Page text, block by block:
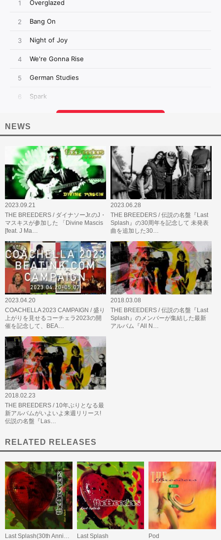
NEWS
2023.09.21
THE BREEDERS / ダイナソーJr.のJ・
マスキスが参加した 「Divine Mascis
[feat. J Ma…
2023.06.28
THE BREEDERS / 伝説の名盤『Last
Splash』の30周年を記念して 未発表
曲を追加した30…
2023.04.20
COACHELLA 2023 CAMPAIGN / 盛り
上がりを見せるコーチェラ2023の開
催を記念して、BEA…
2018.03.08
THE BREEDERS / 伝説の名盤『Last
Splash』のメンバーが集結した最新
アルバム『All N…
2018.02.23
THE BREEDERS / 10年ぶりとなる最
新アルバムがいよいよ来週リリース!
伝説の名盤『Las…
RELATED RELEASES
Last Splash(30th Anniversary Edition) Last Splash Pod